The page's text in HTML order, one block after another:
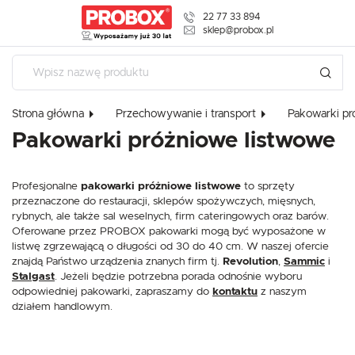
22 77 33 894
sklep@probox.pl
Strona główna Przechowywanie i transport Pakowarki
Pakowarki próżniowe listwowe
Profesjonalne pakowarki próżniowe listwowe to sprzęty
przeznaczone do restauracji, sklepów spożywczych, mięsnych,
rybnych, ale także sal weselnych, firm cateringowych oraz barów.
Oferowane przez PROBOX pakowarki mogą być wyposażone w
listwę zgrzewającą o długości od 30 do 40 cm. W naszej ofercie
znajdą Państwo urządzenia znanych firm tj. Revolution, Sammic i
Stalgast. Jeżeli będzie potrzebna porada odnośnie wyboru
odpowiedniej pakowarki, zapraszamy do kontaktu z naszym
działem handlowym.
USTAWIENIA
Szanujemy Twoją prywatność. Możesz zmienić ustawienia cookies
W dowolnym momencie możesz dokonać zmiany swoich ustawień.
korzystanie z oferowanych przez nas usług.
Pliki cookies odpowiadają na podejmowane przez Ciebie działania w celu m.in.
preferencji prywatności, logowania czy wypełniania formularzy. Dzięki plikom
działać bez zakłóceń.
Więcej
Funkcjonalne i personalizacyjne
Tego typu pliki cookies umożliwiają stronie internetowej zapamiętanie
personalizację określonych funkcjonalności czy prezentowanych treści.
Dzięki tym plikom cookies możemy zapewnić Ci większy komfort korzystania z
USTAWIENIA REGIONALNE
Lokalizacja
Polska
polski
Polski złoty (PLN)
ZAPISZ